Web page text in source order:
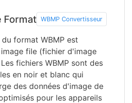
Format WBMP Convertisseur
format WBMP est
file (fichier d'image
fichiers WBMP sont des
en noir et blanc qui
des données d'image de
pour les appareils